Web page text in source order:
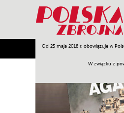
Od 25 maja 2018 r. obowiązuje w
W związku z
Armia Poligon Sprzęt